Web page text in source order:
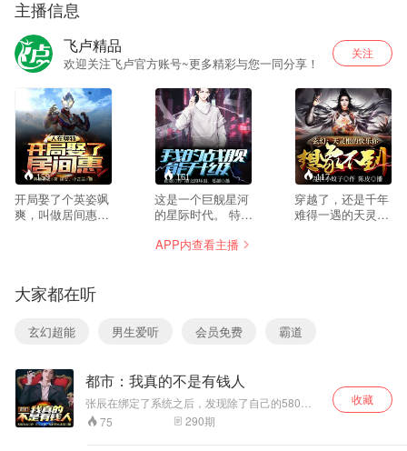
主播信息
飞卢精品
欢迎关注飞卢官方账号~更多精彩与您一同分享！
关注
159
开局娶了个英姿飒
爽，叫做居间惠的
这居然是奥特世
界？ 好在这时觉醒
了复制系统，奥特
与怪兽的力量我全
161
这是一个巨舰星河
的星际时代。 特殊
定期进入异空间，
能，能够看清一艘
战舰的成长资质，
倍”功能，能够使战
舰获得别人三倍、
五倍乃至百倍的源
点！ “模块特性自
117
穿越了，还是千年
难得一遇的天灵根
“我的拜师条件不
高，三亩良田，一
“好羡慕你们突破金
丹的时候还可以服
用丹药啊！我还没
APP内查看主播
大家都在听
玄幻超能 男生爱听 会员免费 霸道
都市：我真的不是有钱人
张辰在绑定了系统之后，发现除了自己的580万
资产保值之外。 周围的物价全都变低了！ 手抓饼
1毫一张？！ 全国年人均收入6分钱？！ 市中心价
75 290期
收藏